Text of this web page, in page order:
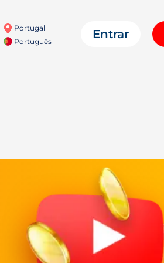
Portugal
Português
Entrar